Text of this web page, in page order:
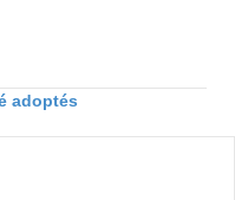
adoptés